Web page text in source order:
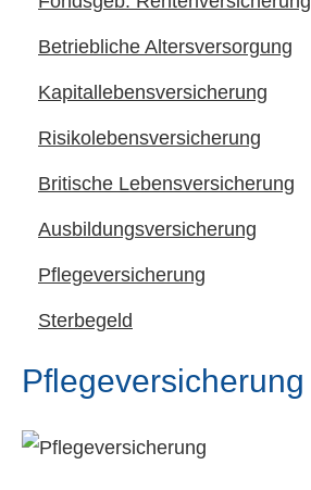
Betriebliche Altersversorgung
Ka­pi­tal­le­bens­ver­si­che­rung
Risiko­lebens­ver­si­che­rung
Britische Lebensversicherung
Aus­bil­dungs­ver­si­che­rung
Pflege­ver­si­che­rung
Ster­be­geld
Pflege­ver­si­che­rung